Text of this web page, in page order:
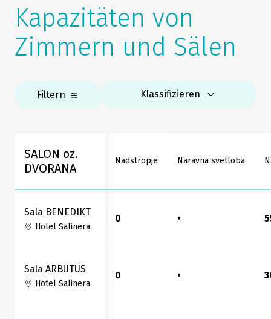
Kapazitäten von
Zimmern und Sälen
Filtern Klassifizieren
SALON oz.
DVORANA
Nadstropje Naravna svetloba
Sala BENEDIKT
Hotel Salinera
0 •
Sala ARBUTUS
Hotel Salinera
0 •